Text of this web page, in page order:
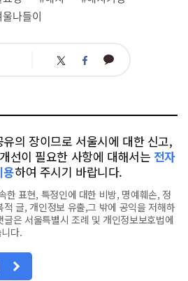
나들이
트 페 카
의 장이므로 서울시에 대한 신고,
선이 필요한 사항에 대해서는 전자
용하여 주시기 바랍니다.
한 표현, 특정인에 대한 비방, 명예훼손, 정
글, 개인정보 유출,그 밖에 공익을 저해하
은 서울특별시 조례 및 개인정보보호법에
다.